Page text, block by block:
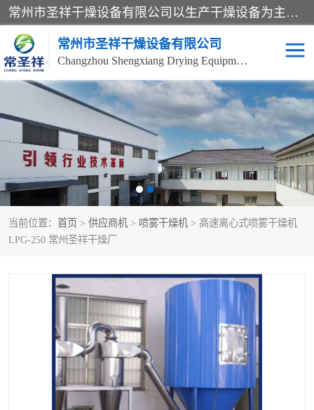
常州市圣祥干燥设备有限公司以生产干燥设备为主导产品，提供：干燥设备、干燥机、混合机、气流干燥机、烘箱、热风循环烘箱、沸腾干燥机、烘干机、喷雾干燥机等产品的生产、制造与销售服务。
常州市圣祥干燥设备有限公司
Changzhou Shengxiang Drying Equipment Co. , Ltd.
当前位置： 首页 > 供应商机 > 喷雾干燥机 > 高速离心式喷雾干燥机
LPG-250 常州圣祥干燥厂
单锥真空干燥机 双锥真空干燥机
气流干燥机 滚筒刮板干燥机
干燥机 闪蒸干燥机
桨叶干燥机 高速混合机
粗粉碎机 带式干燥机
单锥螺带真空干燥机 沸腾干燥机
方形圆形真空干燥机 真空耙式干燥机
热风循环烘箱 喷雾干燥机